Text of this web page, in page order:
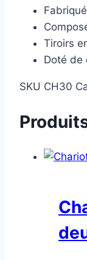
Tiroirs
Doté de
SKU CH30